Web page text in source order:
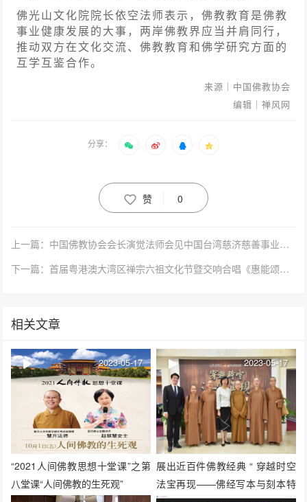
佛光山文化院院长依空法师表示，佛教教育是佛教
事业健康发展的大事，两岸佛教界应当并肩同行，
推动双方在文化交流、佛教教育和佛学研究方面的
互学互鉴合作。
来源｜中国佛教协会
编辑｜禅风网
分享：
赞 0
上一篇：中国佛教协会会长演觉法师会见中国台湾慈济慈善事业基金会代表团一行
下一篇：首届粤港澳大湾区禅宗六祖文化节暨交响合唱《惠能颂》世界巡演香港站启幕
相关文章
“2021人间佛教思想十堂课”之第
八堂课“人间佛教的生死观”
2023-05-17
展出近百件佛教经典 “ 穿越时空
法宝再现——佛经写本与刻本特
2023-05-17